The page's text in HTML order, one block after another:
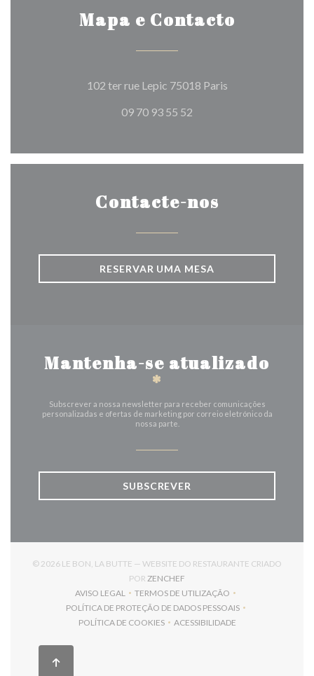
Mapa e Contacto
102 ter rue Lepic 75018 Paris((abre numa nova
09 70 93 55 52
Contacte-nos
RESERVAR UMA MESA
Mantenha-se atualizado
*
Subscrever a nossa newsletter para receber comunicações
personalizadas e ofertas de marketing por correio eletrónico da
nossa parte.
SUBSCREVER
© 2026 LE BON, LA BUTTE — WEBSITE DO RESTAURANTE CRIADO
POR ZENCHEF
AVISO LEGAL
((ABRE NUMA NOVA JANELA))
TERMOS DE UTILIZAÇÃO
((ABRE NUMA NOVA JANELA))
POLÍTICA DE PROTEÇÃO DE DADOS PESSOAIS
((ABRE NUMA NOVA JANELA))
POLÍTICA DE COOKIES
((ABRE NUMA NOVA JANELA))
ACESSIBILIDADE
((ABRE NUMA NOVA